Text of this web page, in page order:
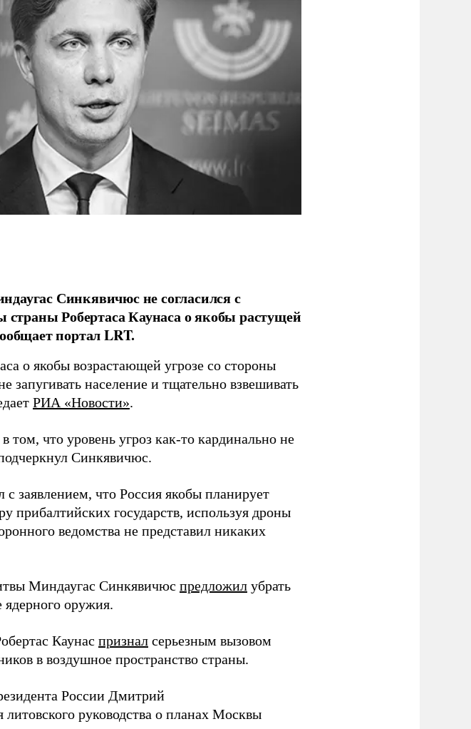
Синкявичюс не согласился с
Робертаса Каунаса о якобы растущей
портал LRT.
о якобы возрастающей угрозе со стороны
запугивать население и тщательно взвешивать
РИА «Новости».
том, что уровень угроз как-то кардинально не
Синкявичюс.
заявлением, что Россия якобы планирует
прибалтийских государств, используя дроны
ведомства не представил никаких
Миндаугас Синкявичюс предложил убрать
ядерного оружия.
Каунас признал серьезным вызовом
в воздушное пространство страны.
России Дмитрий
руководства о планах Москвы